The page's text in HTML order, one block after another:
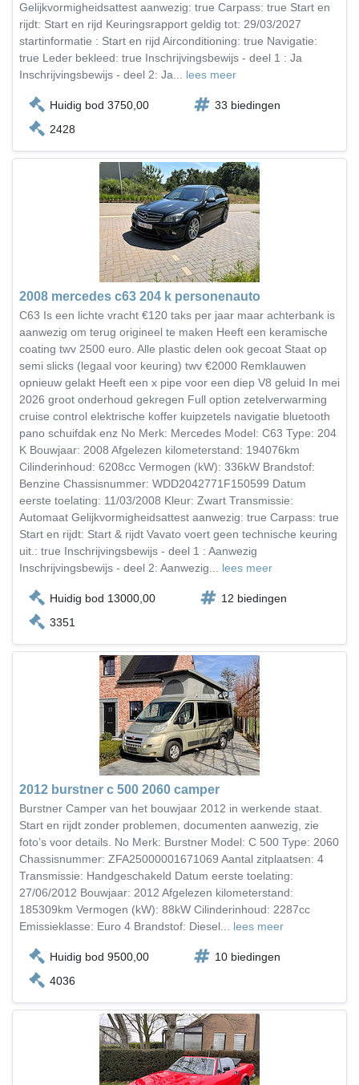
Gelijkvormigheidsattest aanwezig: true Carpass: true Start en
rijdt: Start en rijd Keuringsrapport geldig tot: 29/03/2027
startinformatie : Start en rijd Airconditioning: true Navigatie:
true Leder bekleed: true Inschrijvingsbewijs - deel 1 : Ja
Inschrijvingsbewijs - deel 2: Ja... lees meer
Huidig bod 3750,00
33 biedingen
2428
2008 mercedes c63 204 k personenauto
C63 Is een lichte vracht €120 taks per jaar maar achterbank is
aanwezig om terug origineel te maken Heeft een keramische
coating twv 2500 euro. Alle plastic delen ook gecoat Staat op
semi slicks (legaal voor keuring) twv €2000 Remklauwen
opnieuw gelakt Heeft een x pipe voor een diep V8 geluid In mei
2026 groot onderhoud gekregen Full option zetelverwarming
cruise control elektrische koffer kuipzetels navigatie bluetooth
pano schuifdak enz No Merk: Mercedes Model: C63 Type: 204
K Bouwjaar: 2008 Afgelezen kilometerstand: 194076km
Cilinderinhoud: 6208cc Vermogen (kW): 336kW Brandstof:
Benzine Chassisnummer: WDD2042771F150599 Datum
eerste toelating: 11/03/2008 Kleur: Zwart Transmissie:
Automaat Gelijkvormigheidsattest aanwezig: true Carpass: true
Start en rijdt: Start & rijdt Vavato voert geen technische keuring
uit.: true Inschrijvingsbewijs - deel 1 : Aanwezig
Inschrijvingsbewijs - deel 2: Aanwezig... lees meer
Huidig bod 13000,00
12 biedingen
3351
2012 burstner c 500 2060 camper
Burstner Camper van het bouwjaar 2012 in werkende staat.
Start en rijdt zonder problemen, documenten aanwezig, zie
foto’s voor details. No Merk: Burstner Model: C 500 Type: 2060
Chassisnummer: ZFA25000001671069 Aantal zitplaatsen: 4
Transmissie: Handgeschakeld Datum eerste toelating:
27/06/2012 Bouwjaar: 2012 Afgelezen kilometerstand:
185309km Vermogen (kW): 88kW Cilinderinhoud: 2287cc
Emissieklasse: Euro 4 Brandstof: Diesel... lees meer
Huidig bod 9500,00
10 biedingen
4036